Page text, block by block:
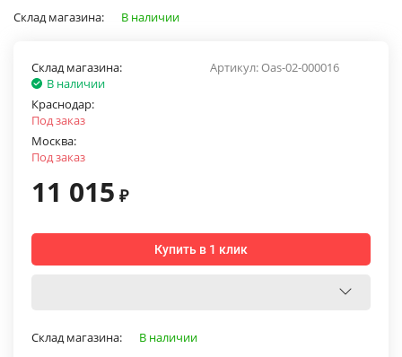
Склад магазина: В наличии
Артикул:Oas-02-000016
Склад магазина:
В наличии
Краснодар:
Под заказ
Москва:
Под заказ
11 015 ₽
Купить в 1 клик
Склад магазина: В наличии